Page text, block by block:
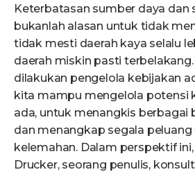
Keterbatasan sumber daya dan
bukanlah alasan untuk tidak
tidak mesti daerah kaya selalu
daerah miskin pasti
dilakukan pengelola kebijakan
kita mampu mengelola potensi
ada, untuk menangkis berbagai
dan menangkap segala
kelemahan. Dalam perspektif
Drucker, seorang penulis,